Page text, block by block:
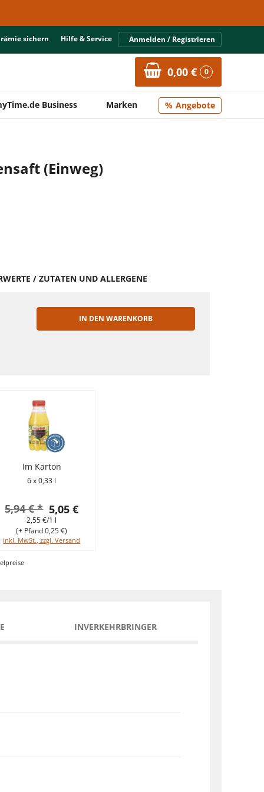
sichern Hilfe & Service Anmelden / Registrieren
0,00 € 0
Business Marken Angebote
(Einweg)
/ ZUTATEN UND ALLERGENE
IN DEN WARENKORB
Im Karton
6 x 0,33 l
5,05 €
5,94 € *
2,55 €/1 l
inkl. MwSt., zzgl. Versand
(+ Pfand 0,25 €)
INVERKEHRBRINGER